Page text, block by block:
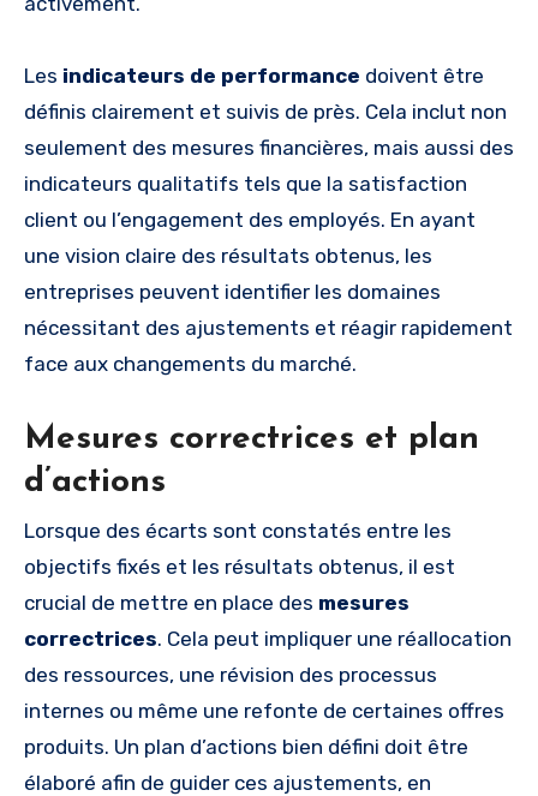
Les indicateurs de performance doivent être
définis clairement et suivis de près. Cela inclut non
seulement des mesures financières, mais aussi des
indicateurs qualitatifs tels que la satisfaction
client ou l’engagement des employés. En ayant
une vision claire des résultats obtenus, les
entreprises peuvent identifier les domaines
nécessitant des ajustements et réagir rapidement
face aux changements du marché.
Mesures correctrices et plan
d’actions
Lorsque des écarts sont constatés entre les
objectifs fixés et les résultats obtenus, il est
crucial de mettre en place des mesures
correctrices. Cela peut impliquer une réallocation
des ressources, une révision des processus
internes ou même une refonte de certaines offres
produits. Un plan d’actions bien défini doit être
élaboré afin de guider ces ajustements, en